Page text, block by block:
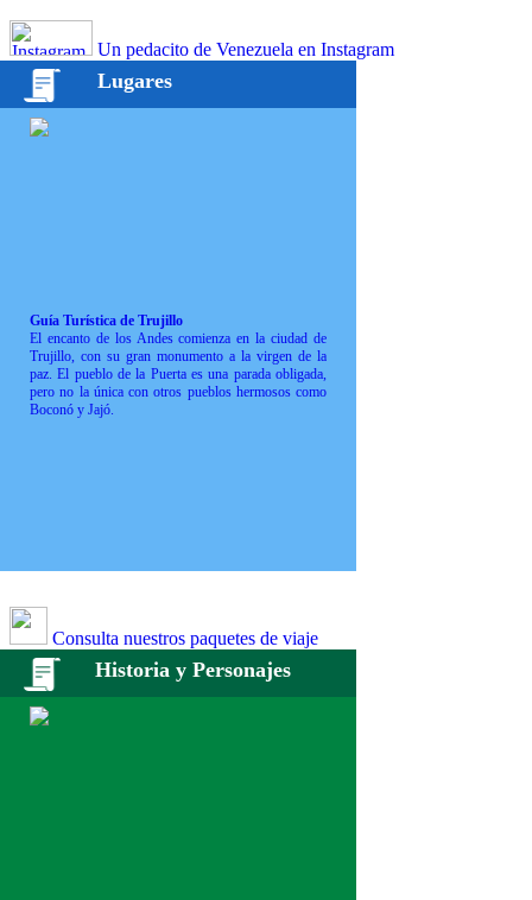
Un pedacito de Venezuela en Instagram
Lugares
Guía Turística de Trujillo
El encanto de los Andes comienza en la ciudad de
Trujillo, con su gran monumento a la virgen de la
paz. El pueblo de la Puerta es una parada obligada,
pero no la única con otros pueblos hermosos como
Boconó y Jajó.
Consulta nuestros paquetes de viaje
Historia y Personajes